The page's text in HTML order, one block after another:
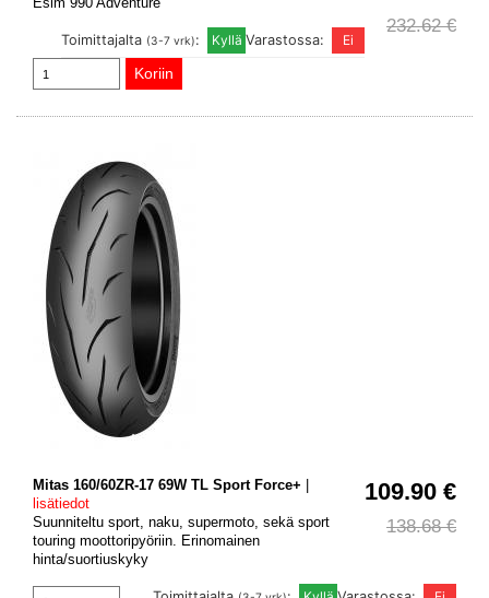
232.62 €
Varastossa:
Toimittajalta (3-7 vrk):
109.90 €
138.68 €
Mitas 160/60ZR-17 69W TL Sport Force+
lisätiedot
Suunniteltu sport, naku, supermoto, sekä sport
touring moottoripyöriin. Erinomainen
hinta/suortiuskyky